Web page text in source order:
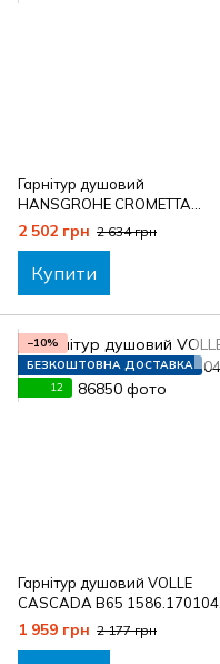
Гарнітур душовий
HANSGROHE CROMETTA
26533400, хром
2 502 грн 2 634 грн
Купити
−10%
БЕЗКОШТОВНА ДОСТАВКА
12
Гарнітур душовий VOLLE
CASCADA B65 1586.170104,
чорний
1 959 грн 2 177 грн